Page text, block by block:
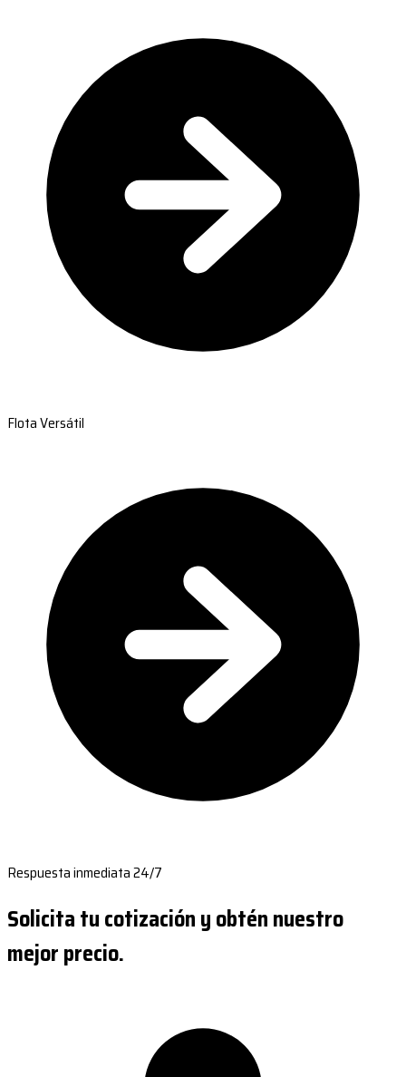
Flota Versátil
Respuesta inmediata 24/7
Solicita tu cotización y obtén nuestro
mejor precio.